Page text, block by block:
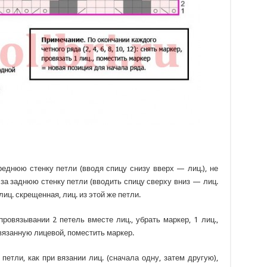
стенку петли (вводя спицу снизу вверх — лиц.), не
заднюю стенку петли (вводить спицу сверху вниз — лиц.
скрещенная, лиц. из этой же петли.
2 петель вместе лиц., убрать маркер, 1 лиц.,
лицевой, поместить маркер.
как при вязании лиц. (сначала одну, затем другую),